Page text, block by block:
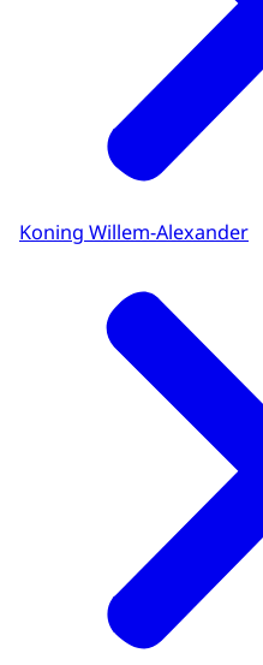
Koning Willem-Alexander